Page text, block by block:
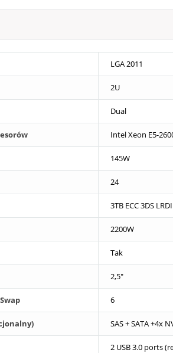
LGA 2011
2U
Dual
Intel Xeon E5-
145W
24
3TB ECC 3DS
2200W
Tak
2,5"
6
SAS + SATA +4x
2 USB 3.0 ports